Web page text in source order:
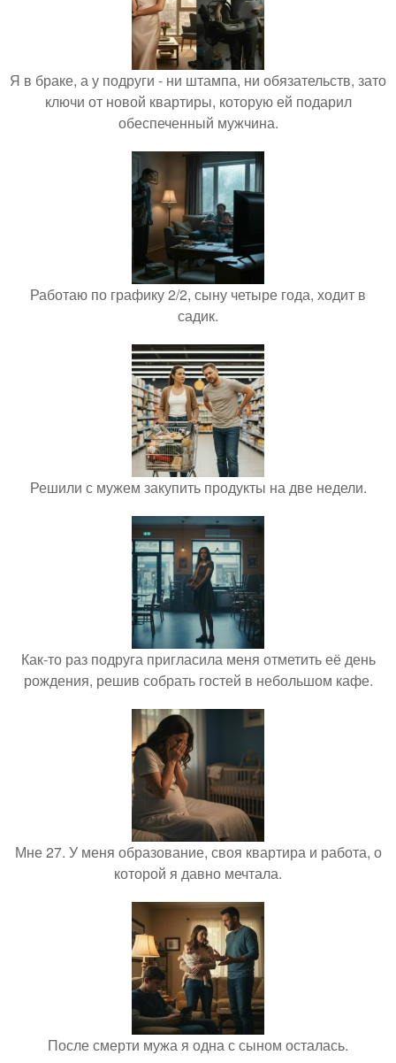
Я в браке, а у подруги - ни штампа, ни обязательств, зато
ключи от новой квартиры, которую ей подарил
обеспеченный мужчина.
Работаю по графику 2/2, сыну четыре года, ходит в
садик.
Решили с мужем закупить продукты на две недели.
Как-то раз подруга пригласила меня отметить её день
рождения, решив собрать гостей в небольшом кафе.
Мне 27. У меня образование, своя квартира и работа, о
которой я давно мечтала.
После смерти мужа я одна с сыном осталась.